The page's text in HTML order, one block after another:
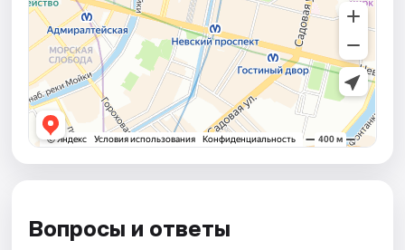
Вопросы и ответы